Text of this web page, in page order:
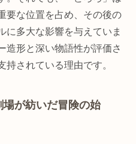
要な位置を占め、その後の
に多大な影響を与えていま
造形と深い物語性が評価さ
持されている理由です。
が紡いだ冒険の始